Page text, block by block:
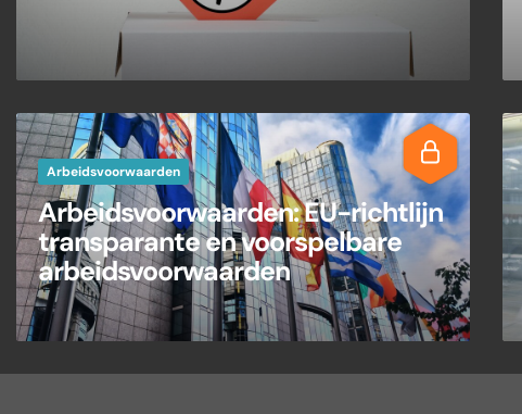
Arbeidsvoorwaarden
Arbeidsvoorwaarden: EU-richtlijn
transparante en voorspelbare
arbeidsvoorwaarden